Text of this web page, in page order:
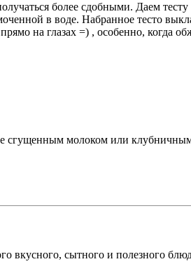
более сдобными. Даем
в воде. Набранное тесто
на глазах =) , особенно, когда
сгущенным молоком или
вкусного, сытного и полезного